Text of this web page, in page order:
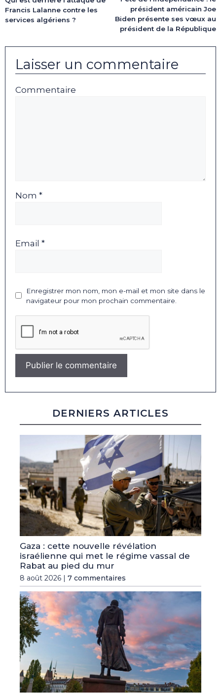
Francis Lalanne contre les
services algériens ?
président américain Joe
Biden présente ses vœux au
président de la République
Laisser un commentaire
Commentaire
Nom *
Email *
Enregistrer mon nom, mon e-mail et mon site dans le
navigateur pour mon prochain commentaire.
DERNIERS ARTICLES
Gaza : cette nouvelle révélation
israélienne qui met le régime vassal de
Rabat au pied du mur
8 août 2026 | 7 commentaires